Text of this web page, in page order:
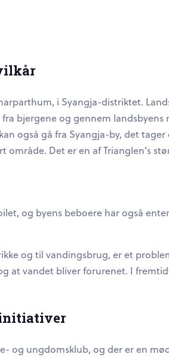
i Syangja-distriktet.
bjergene og gennem
også gå fra Syangja-by, det
område. Det er en af Trianglen’s
og byens beboere har også
og til vandingsbrug, er et
at vandet bliver forurenet. I
initiativer
og ungdomsklub, og der er en